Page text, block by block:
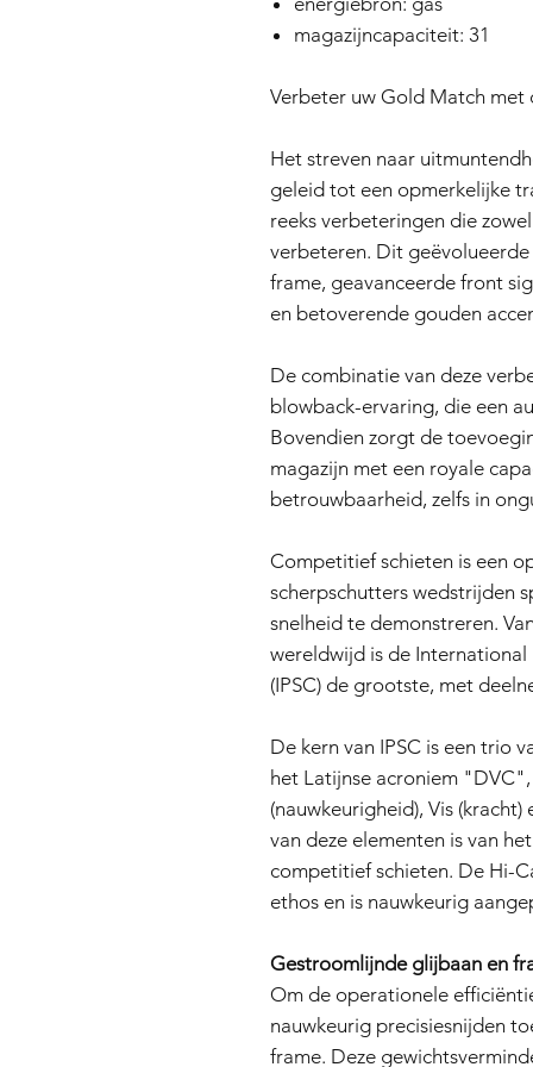
magazijncapaciteit: 31
Verbeter uw Gold Match
Het streven naar
geleid tot een opmerkelijke
reeks verbeteringen die
verbeteren. Dit
frame, geavanceerde front
en betoverende gouden
De combinatie van deze
blowback-ervaring, die een
Bovendien zorgt de
magazijn met een royale
betrouwbaarheid, zelfs in
Competitief schieten is een
scherpschutters wedstrijden
snelheid te demonstreren.
wereldwijd is de
(IPSC) de grootste, met
De kern van IPSC is een trio
het Latijnse acroniem
(nauwkeurigheid), Vis
van deze elementen is van
competitief schieten. De Hi-
ethos en is nauwkeurig
Gestroomlijnde glijbaan en
Om de operationele
nauwkeurig precisiesnijden
frame. Deze